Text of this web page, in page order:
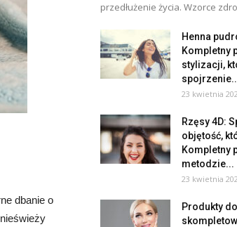
dbanie o
przedłużenie życia. Wzorce
Henna
Kompletny
stylizacji,
23 kwietnia
Rzęsy 4D:
objętość,
Kompletny
metodzie...
23 kwietnia
Produkty